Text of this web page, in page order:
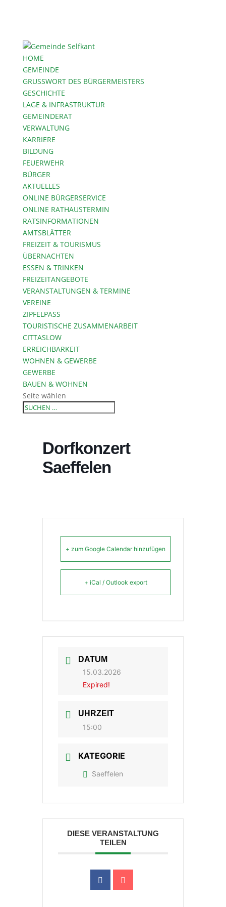
HOME
GEMEINDE
GRUSSWORT DES BÜRGERMEISTERS
GESCHICHTE
LAGE & INFRASTRUKTUR
GEMEINDERAT
VERWALTUNG
KARRIERE
BILDUNG
FEUERWEHR
BÜRGER
AKTUELLES
ONLINE BÜRGERSERVICE
ONLINE RATHAUSTERMIN
RATSINFORMATIONEN
AMTSBLÄTTER
FREIZEIT & TOURISMUS
ÜBERNACHTEN
ESSEN & TRINKEN
FREIZEITANGEBOTE
VERANSTALTUNGEN & TERMINE
VEREINE
ZIPFELPASS
TOURISTISCHE ZUSAMMENARBEIT
CITTASLOW
ERREICHBARKEIT
WOHNEN & GEWERBE
GEWERBE
BAUEN & WOHNEN
Seite wählen
Dorfkonzert
Saeffelen
+ zum Google Calendar hinzufügen
+ iCal / Outlook export
DATUM
15.03.2026
Expired!
UHRZEIT
15:00
KATEGORIE
Saeffelen
DIESE VERANSTALTUNG
TEILEN